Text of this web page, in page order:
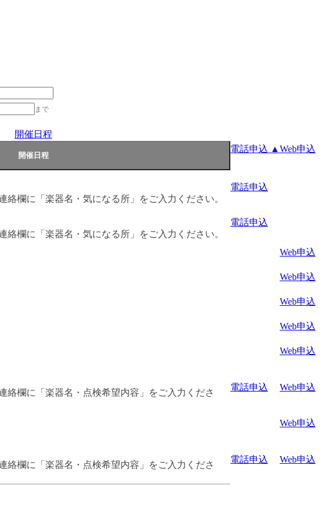
まで
開催日程
電話申込 ▲ Web申込
欄に「楽器名・気になる所」をご入力ください。
電話申込
欄に「楽器名・気になる所」をご入力ください。
電話申込
Web申込
Web申込
Web申込
Web申込
Web申込
欄に「楽器名・点検希望内容」をご入力くださ
電話申込 Web申込
Web申込
欄に「楽器名・点検希望内容」をご入力くださ
電話申込 Web申込